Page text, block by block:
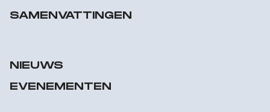
SAMENVATTINGEN
NIEUWS
EVENEMENTEN